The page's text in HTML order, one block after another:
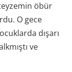
öbür
O gece
dışarı
ve